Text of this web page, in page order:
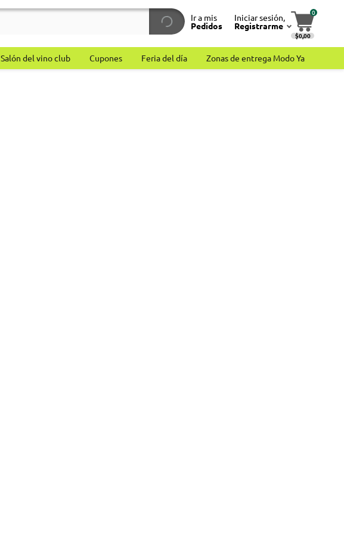
Ir a mis
Pedidos
Iniciar sesión,
Registrarme
0
$0,00
Salón del vino club Cupones Feria del día Zonas de entrega Modo Ya